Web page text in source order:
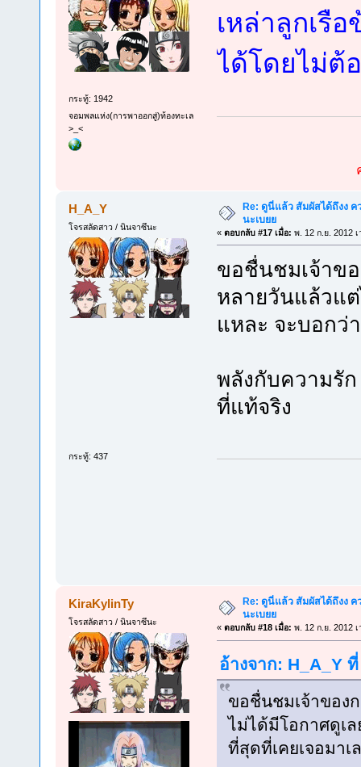
กระทู้: 1942
จอมพลแห่ง(การพาออกสู่)ท้องทะเล
>_<
เหล่าลูกเรื
ได้โดยไม่ต้
H_A_Y
โจรสลัดสาว / นินจาซึนะ
กระทู้: 437
Re: ดูนี่แล้ว สัมผัสได้ถึงง
นะเบยย
« ตอบกลับ #17 เมื่อ: พ. 12 ก.ย. 2012
ขอชื่นชมเจ้าข
หลายวันแล้วแ
แหละ จะบอกว่
พลังกับความรั
ที่แท้จริง
KiraKylinTy
โจรสลัดสาว / นินจาซึนะ
Re: ดูนี่แล้ว สัมผัสได้ถึงง
นะเบยย
« ตอบกลับ #18 เมื่อ: พ. 12 ก.ย. 2012
อ้างจาก: H_A_Y
ขอชื่นชมเจ้าของ
ไม่ได้มีโอกาศดูเ
ที่สุดที่เคยเจอมาเ